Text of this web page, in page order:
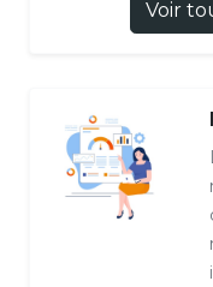
Voir